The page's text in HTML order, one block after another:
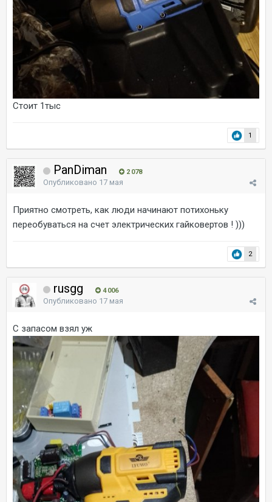
Стоит 1тыс
1
PanDiman 2 078
Опубликовано 17 мая
Приятно смотреть, как люди начинают потихоньку
переобуваться на счет электрических гайковертов ! )))
2
rusgg 4 006
Опубликовано 17 мая
С запасом взял уж